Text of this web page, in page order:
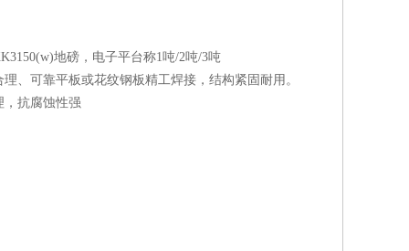
地磅，电子平台称1吨/2吨/3吨
、可靠平板或花纹钢板精工焊接，结构紧固耐用。
，抗腐蚀性强